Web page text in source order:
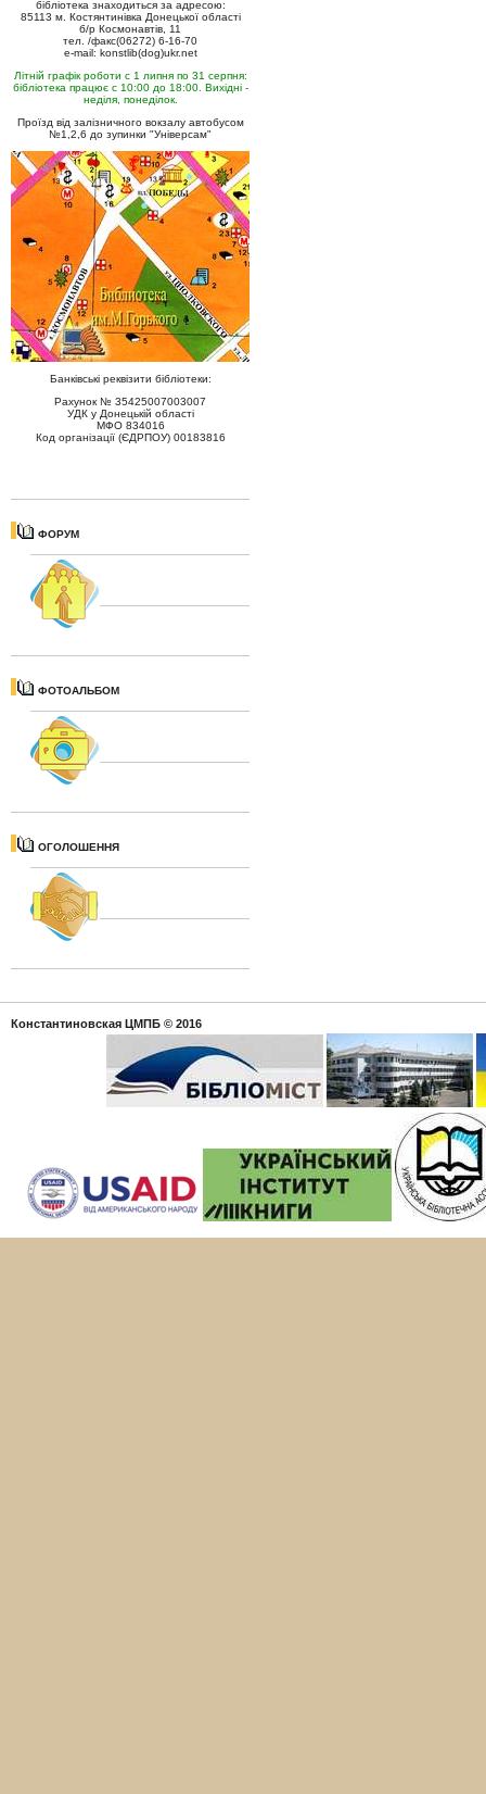
бібліотека знаходиться за адресою:
85113 м. Костянтинівка Донецької області
б/р Космонавтів, 11
тел. /факс(06272) 6-16-70
e-mail: konstlib(dog)ukr.net
Літній графік роботи с 1 липня по 31 серпня:
бібліотека працює с 10:00 до 18:00. Вихідні -
неділя, понеділок.
Проїзд від залізничного вокзалу автобусом
№1,2,6 до зупинки "Універсам"
Банківські реквізити бібліотеки:
Рахунок № 35425007003007
УДК у Донецькій області
МФО 834016
Код організації (ЄДРПОУ) 00183816
ФОРУМ
ФОТОАЛЬБОМ
ОГОЛОШЕННЯ
Константиновская ЦМПБ © 2016